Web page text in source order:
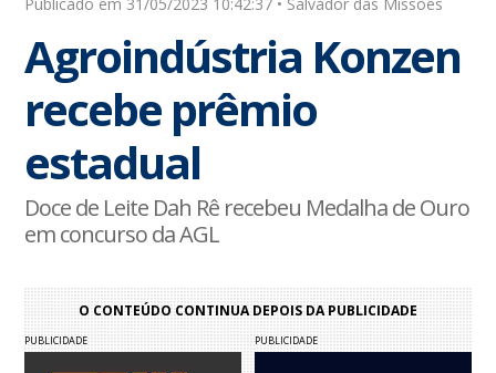
Publicado em 31/05/2023 10:42:37 • Salvador das Missões
Agroindústria Konzen
recebe prêmio
estadual
Doce de Leite Dah Rê recebeu Medalha de Ouro
em concurso da AGL
O CONTEÚDO CONTINUA DEPOIS DA PUBLICIDADE
PUBLICIDADE PUBLICIDADE